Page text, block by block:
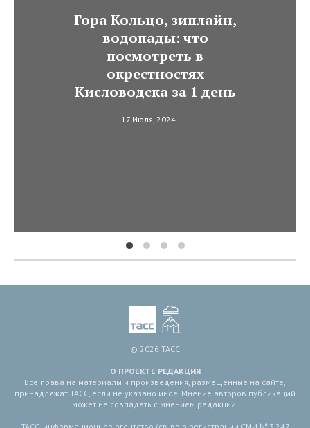
Гора Кольцо, зиплайн,
водопады: что
посмотреть в
окрестностях
Кисловодска за 1 день
17 Июля, 2024
© 2026 ТАСС
О ПРОЕКТЕ РЕДАКЦИЯ
Все права на материалы и произведения, размещенные на сайте,
принадлежат ТАСС, если не указано иное. Мнение авторов публикаций
может не совпадать с мнением редакции.